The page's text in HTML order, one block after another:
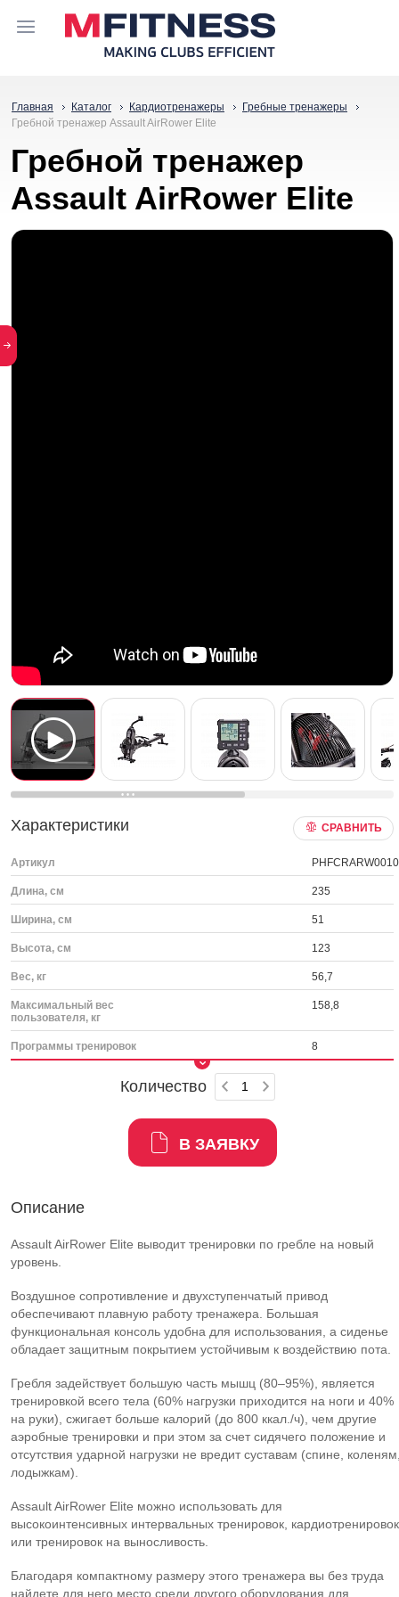
Главная Каталог Кардиотренажеры
Гребные тренажеры
Гребной тренажер Assault AirRower Elite
Гребной тренажер
Assault AirRower Elite
Характеристики СРАВНИТЬ
Артикул
Длина, см 235
Ширина, см 51
Высота, см 123
Вес, кг 56,7
Максимальный вес
пользователя, кг
158,8
Программы тренировок 8
Количество
В ЗАЯВКУ
Описание
Assault AirRower Elite выводит тренировки по гребле на новый
уровень.
Воздушное сопротивление и двухступенчатый привод
обеспечивают плавную работу тренажера. Большая
функциональная консоль удобна для использования, а сиденье
обладает защитным покрытием устойчивым к воздействию пота.
Гребля задействует большую часть мышц (80–95%), является
тренировкой всего тела (60% нагрузки приходится на ноги и 40%
на руки), сжигает больше калорий (до 800 ккал./ч), чем другие
аэробные тренировки и при этом за счет сидячего положение и
отсутствия ударной нагрузки не вредит суставам (спине,
лодыжкам).
Assault AirRower Elite можно использовать для
высокоинтенсивных интервальных тренировок, кардиотренировок
или тренировок на выносливость.
Благодаря компактному размеру этого тренажера вы без труда
найдете для него место среди другого оборудования для